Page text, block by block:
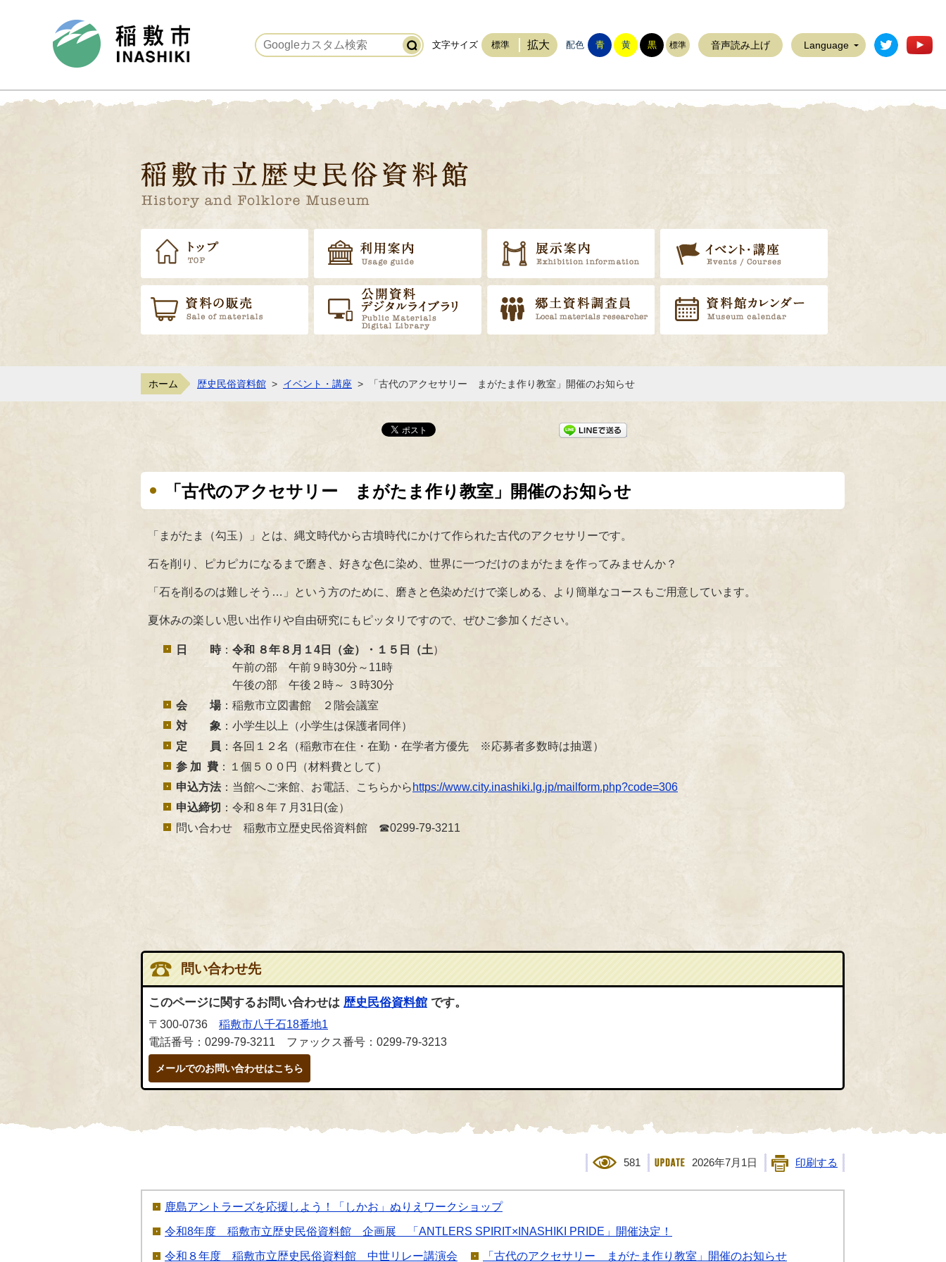
文字サイズ 標準 拡大 配色 青 黄 黒 標準 音声読み上げ Language 稲敷市
トップ
資料の販売 公開資料・デジタルライブラリ 郷土資料調査員
ホーム 歴史民俗資料館 > イベント・講座 > 「古代のアクセサリー まがたま作り教室」開催のお知らせ
「古代のアクセサリー まがたま作り教室」開催のお知らせ
「まがたま（勾玉）」とは、縄文時代から古墳時代にかけて作られた古代のアクセサリーです。
石を削り、ピカピカになるまで磨き、好きな色に染め、世界に一つだけのまがたまを作ってみませんか？
「石を削るのは難しそう…」という方のために、磨きと色染めだけで楽しめる、より簡単なコースもご用意しています。
夏休みの楽しい思い出作りや自由研究にもピッタリですので、ぜひご参加ください。
日 時： 令和 ８年８月１4日（金）・１５日（土）
午前の部 午前９時30分～11時
午後の部 午後２時～ ３時30分
会 場：稲敷市立図書館 ２階会議室
対 象 ：小学生以上（小学生は保護者同伴）
定 員 ：各回１２名（稲敷市在住・在勤・在学者方優先 ※応募者多数時は抽選）
参 加 費 ：１個５００円（材料費として）
申込方法：当館へご来館、お電話、こちらから https://www.city.inashiki.lg.jp/mailform.php?code=306
申込締切 ：令和８年７月31日(金）
問い合わせ 稲敷市立歴史民俗資料館 ☎0299-79-3211
問い合わせ先
このページに関するお問い合わせは 歴史民俗資料館 です。
〒300-0736 稲敷市八千石18番地1
電話番号：0299-79-3211 ファックス番号：0299-79-3213
メールでのお問い合わせはこちら
581 2026年7月1日 印刷する
鹿島アントラーズを応援しよう！「しかお」ぬりえワークショップ
令和8年度 稲敷市立歴史民俗資料館 企画展 「ANTLERS SPIRIT×INASHIKI PRIDE」開催決定！
令和８年度 稲敷市立歴史民俗資料館 中世リレー講演会 「古代のアクセサリー まがたま作り教室」開催のお知らせ